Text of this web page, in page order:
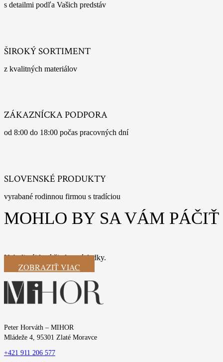
s detailmi podľa Vašich predstáv
ŠIROKÝ SORTIMENT
z kvalitných materiálov
ZÁKAZNÍCKA PODPORA
od 8:00 do 18:00 počas pracovných dní
SLOVENSKÉ PRODUKTY
vyrabané rodinnou firmou s tradíciou
MOHLO BY SA VÁM PÁČIŤ
Neboli nájdené žiadne výsledky.
ZOBRAZIŤ VIAC
Peter Horváth – MIHOR
Mládeže 4, 95301 Zlaté Moravce
+421 911 206 577